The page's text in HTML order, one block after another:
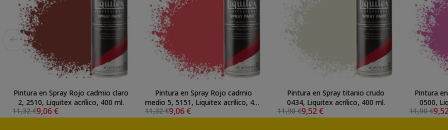
Pintura en Spray Rojo cadmio claro
2, 2510, Liquitex acrílico, 400 ml.
11,32 €9,06 €
Pintura en Spray Rojo cadmio
medio 5, 5151, Liquitex acrílico, 400
11,32 €9,06 €
Pintura en Spray titanio crudo
0434, Liquitex acrílico, 400 ml.
11,90 €9,52 €
Pintura
0500,
11,90 €